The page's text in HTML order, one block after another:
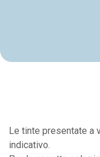
Le tinte presentate a
indicativo.